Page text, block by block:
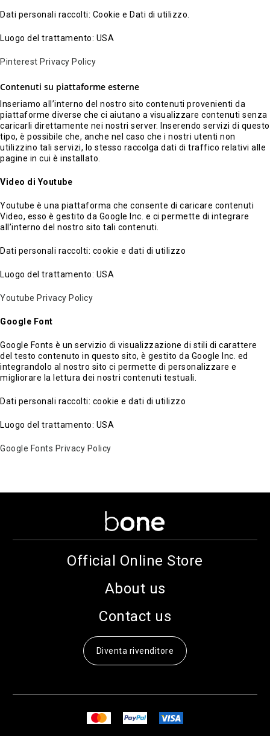
Dati personali raccolti: Cookie e Dati di utilizzo.
Luogo del trattamento: USA
Pinterest Privacy Policy
Contenuti su piattaforme esterne
Inseriamo all’interno del nostro sito contenuti provenienti da
piattaforme diverse che ci aiutano a visualizzare contenuti senza
caricarli direttamente nei nostri server. Inserendo servizi di questo
tipo, è possibile che, anche nel caso che i nostri utenti non
utilizzino tali servizi, lo stesso raccolga dati di traffico relativi alle
pagine in cui è installato.
Video di Youtube
Youtube è una piattaforma che consente di caricare contenuti
Video, esso è gestito da Google Inc. e ci permette di integrare
all’interno del nostro sito tali contenuti.
Dati personali raccolti: cookie e dati di utilizzo
Luogo del trattamento: USA
Youtube Privacy Policy
Google Font
Google Fonts è un servizio di visualizzazione di stili di carattere
del testo contenuto in questo sito, è gestito da Google Inc. ed
integrandolo al nostro sito ci permette di personalizzare e
migliorare la lettura dei nostri contenuti testuali.
Dati personali raccolti: cookie e dati di utilizzo
Luogo del trattamento: USA
Google Fonts Privacy Policy
Official Online Store
About us
Contact us
Diventa rivenditore